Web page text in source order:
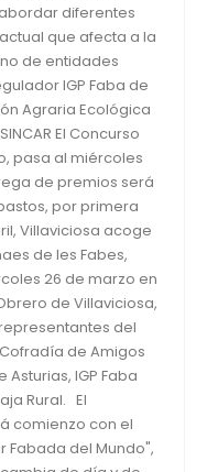
diferentes
que afecta a la
de entidades
IGP Faba de
Agraria Ecológica
El Concurso
pasa al miércoles
de premios será
por primera
Villaviciosa acoge
de les Fabes,
26 de marzo en
de Villaviciosa,
del
de Amigos
IGP Faba
Rural. El
comienzo con el
Fabada del Mundo",